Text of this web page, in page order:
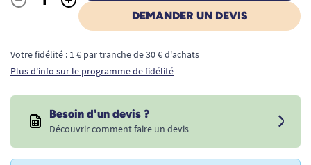
Quantité
DEMANDER UN DEVIS
Votre fidélité : 1 € par tranche de 30 € d'achats
Plus d'info sur le programme de fidélité
Besoin d'un devis ?
Découvrir comment faire un devis